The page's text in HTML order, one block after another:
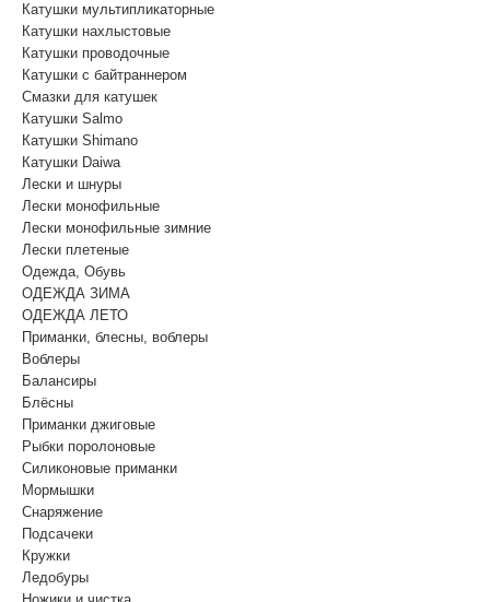
Катушки мультипликаторные
Катушки нахлыстовые
Катушки проводочные
Катушки с байтраннером
Смазки для катушек
Катушки Salmo
Катушки Shimano
Катушки Daiwa
Лески и шнуры
Лески монофильные
Лески монофильные зимние
Лески плетеные
Одежда, Обувь
ОДЕЖДА ЗИМА
ОДЕЖДА ЛЕТО
Приманки, блесны, воблеры
Воблеры
Балансиры
Блёсны
Приманки джиговые
Рыбки поролоновые
Силиконовые приманки
Мормышки
Снаряжение
Подсачеки
Кружки
Ледобуры